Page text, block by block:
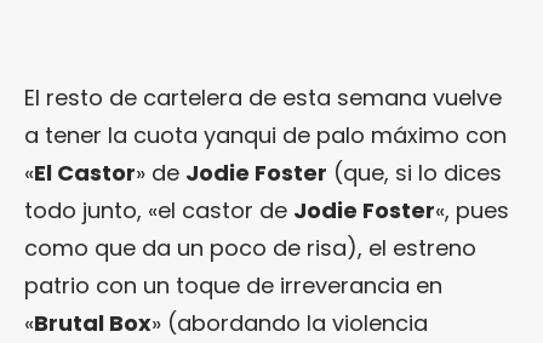
El resto de cartelera de esta semana vuelve
a tener la cuota yanqui de palo máximo con
«El Castor» de Jodie Foster (que, si lo dices
todo junto, «el castor de Jodie Foster«, pues
como que da un poco de risa), el estreno
patrio con un toque de irreverancia en
«Brutal Box» (abordando la violencia